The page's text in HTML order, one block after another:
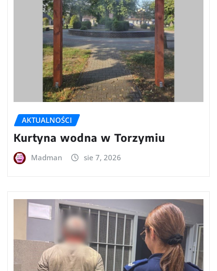
AKTUALNOŚCI
Kurtyna wodna w Torzymiu
Madman sie 7, 2026